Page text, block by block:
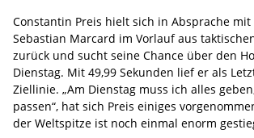
Constantin Preis hielt sich in Absprache
Sebastian Marcard im Vorlauf aus
zurück und sucht seine Chance über den
Dienstag. Mit 49,99 Sekunden lief er als
Ziellinie. „Am Dienstag muss ich alles
passen“, hat sich Preis einiges
der Weltspitze ist noch einmal enorm